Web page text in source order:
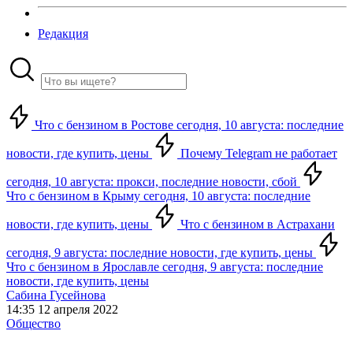
Редакция
Что с бензином в Ростове сегодня, 10 августа: последние
новости, где купить, цены Почему Telegram не работает
сегодня, 10 августа: прокси, последние новости, сбой
Что с бензином в Крыму сегодня, 10 августа: последние
новости, где купить, цены Что с бензином в Астрахани
сегодня, 9 августа: последние новости, где купить, цены
Что с бензином в Ярославле сегодня, 9 августа: последние
новости, где купить, цены
Сабина Гусейнова
14:35 12 апреля 2022
Общество